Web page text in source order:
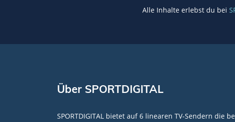
Alle Inhalte erlebst du bei
Über SPORTDIGITAL
SPORTDIGITAL bietet auf 6 linearen TV-Sendern die